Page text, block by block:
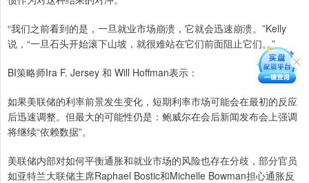
“我们之前看到的是，一旦就业市场崩溃，它就会迅速崩溃。”Kelly
说，“一旦石头开始滚下山坡，就很难站在它们前面阻止它们。”
BI策略师Ira F. Jersey 和 Will Hoffman表示：
如果美联储的利率前景发生变化，短期利率市场可能会在最初的反应
后迅速调整。但最大的可能性仍是：鲍威尔在会后新闻发布会上强调
将继续“依赖数据”。
美联储内部对如何平衡通胀和就业市场的风险也存在分歧，部分官员
如亚特兰大联储主席Raphael Bostic和Michelle Bowman担心通胀反